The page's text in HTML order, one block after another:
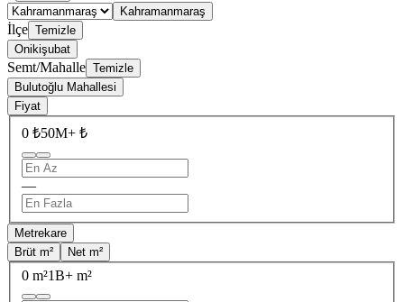
Kahramanmaraş
İlçe Temizle
Onikişubat
Semt/Mahalle Temizle
Bulutoğlu Mahallesi
Fiyat
0 ₺50M+ ₺
—
Metrekare
Brüt m²
Net m²
0 m²1B+ m²